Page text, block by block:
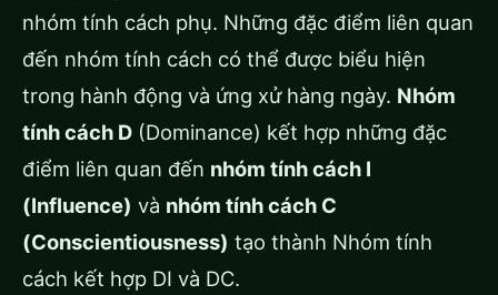
nhóm tính cách phụ. Những đặc điểm liên quan
đến nhóm tính cách có thể được biểu hiện
trong hành động và ứng xử hàng ngày. Nhóm
tính cách D (Dominance) kết hợp những đặc
điểm liên quan đến nhóm tính cách I
(Influence) và nhóm tính cách C
(Conscientiousness) tạo thành Nhóm tính
cách kết hợp DI và DC.